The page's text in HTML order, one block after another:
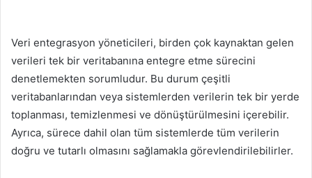
Veri entegrasyon yöneticileri, birden çok kaynaktan gelen
verileri tek bir veritabanına entegre etme sürecini
denetlemekten sorumludur. Bu durum çeşitli
veritabanlarından veya sistemlerden verilerin tek bir yerde
toplanması, temizlenmesi ve dönüştürülmesini içerebilir.
Ayrıca, sürece dahil olan tüm sistemlerde tüm verilerin
doğru ve tutarlı olmasını sağlamakla görevlendirilebilirler.